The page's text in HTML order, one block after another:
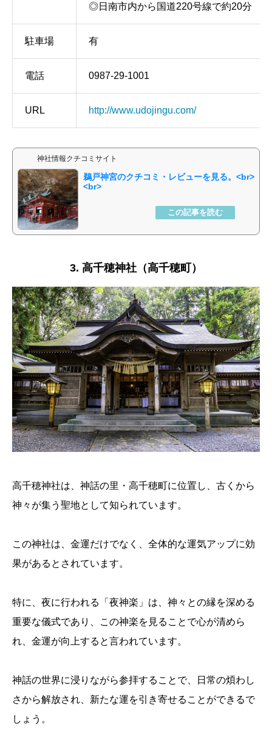
◎日南市内から国道220号線で約20分
駐車場 有
電話 0987-29-1001
URL http://www.udojingu.com/
神社情報クチコミサイト
鵜戸神宮
3. 高千穂神社（高千穂町）
高千穂神社は、神話の里・高千穂町に位置し、古くから
神々が集う聖地として知られています。
この神社は、金運だけでなく、全体的な運気アップに効
果があるとされています。
特に、夜に行われる「夜神楽」は、神々との縁を深める
重要な儀式であり、この神楽を見ることで心が清めら
れ、金運が向上すると言われています。
神話の世界に浸りながら参拝することで、日常の煩わし
さから解放され、新たな運を引き寄せることができるで
しょう。